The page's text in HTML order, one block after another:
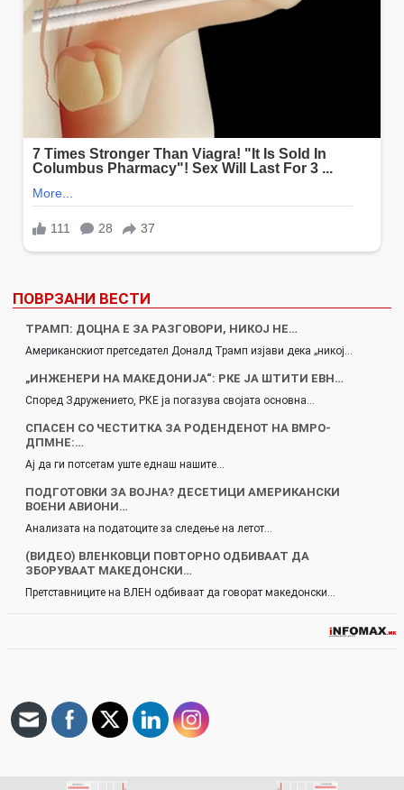
ПОВРЗАНИ ВЕСТИ
ТРАМП: ДОЦНА Е ЗА РАЗГОВОРИ, НИКОЈ НЕ…
Американскиот претседател Доналд Трамп изјави дека „никој…
„ИНЖЕНЕРИ НА МАКЕДОНИЈА“: РКЕ ЈА ШТИТИ ЕВН…
Според Здружението, РКЕ ја погазува својата основна…
СПАСЕН СО ЧЕСТИТКА ЗА РОДЕНДЕНОТ НА ВМРО-
ДПМНЕ:…
Ај да ги потсетам уште еднаш нашите…
ПОДГОТОВКИ ЗА ВОЈНА? ДЕСЕТИЦИ АМЕРИКАНСКИ
ВОЕНИ АВИОНИ…
Анализата на податоците за следење на летот…
(ВИДЕО) ВЛЕНКОВЦИ ПОВТОРНО ОДБИВААТ ДА
ЗБОРУВААТ МАКЕДОНСКИ…
Претставниците на ВЛЕН одбиваат да говорат македонски…